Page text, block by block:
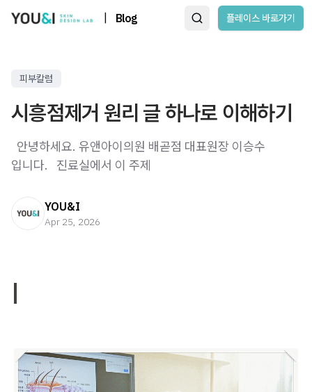
Blog 플레이스 바로가기
피부칼럼
시흥점제거 원리 글 하나로 이해하기
​ ​ 안녕하세요. 유앤아이의원 배곧점 대표원장 이승수
입니다. ​ ​ 진료실에서 이 주제
YOU&I
Apr 25, 2026